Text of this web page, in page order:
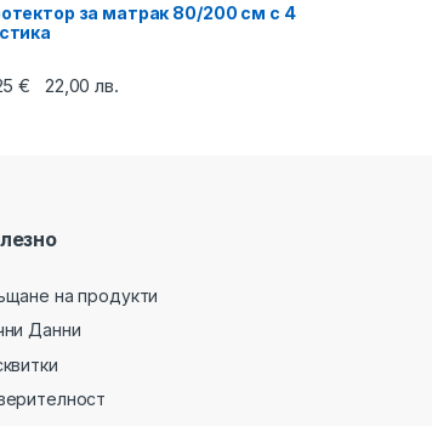
за матрак 80/200 см с 4
€ 22,00лв.
на продукти
Данни